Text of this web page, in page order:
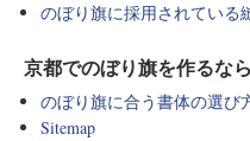
のぼり旗に採用されている
京都でのぼり旗を作るな
のぼり旗に合う書体の選び
Sitemap